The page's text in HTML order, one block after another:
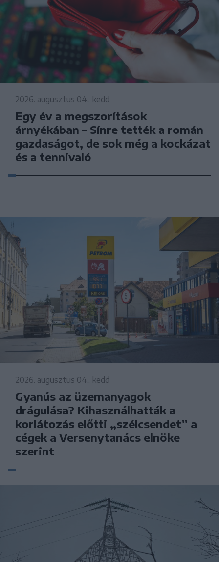
2026. augusztus 04., kedd
Egy év a megszorítások
árnyékában – Sínre tették a román
gazdaságot, de sok még a kockázat
és a tennivaló
2026. augusztus 04., kedd
Gyanús az üzemanyagok
drágulása? Kihasználhatták a
korlátozás előtti „szélcsendet” a
cégek a Versenytanács elnöke
szerint